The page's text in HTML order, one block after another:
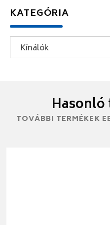
KATEGÓRIA
Kínálók
TOVÁBBI TERMÉKEK